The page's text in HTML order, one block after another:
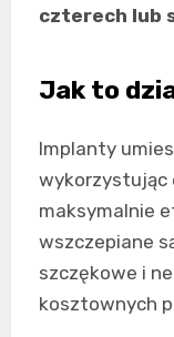
czterech lub
Jak to
Implanty
wykorzystując
maksymalnie
wszczepiane
szczękowe i
kosztownych